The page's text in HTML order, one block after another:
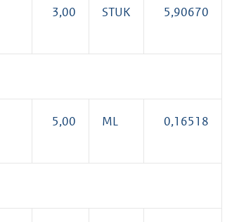
3,00 STUK 5,90670
5,00 ML 0,16518